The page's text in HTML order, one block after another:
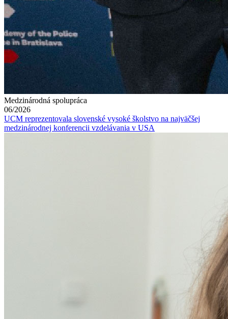
Medzinárodná spolupráca
06/2026
UCM reprezentovala slovenské vysoké školstvo na najväčšej
medzinárodnej konferencii vzdelávania v USA